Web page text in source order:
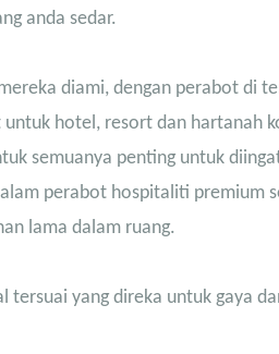
anda sedar.
diami, dengan perabot di
untuk hotel, resort dan hartanah
semuanya penting untuk
perabot hospitaliti premium
lama dalam ruang.
yang direka untuk gaya